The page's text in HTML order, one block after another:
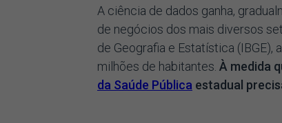
A ciência de dados ganha,
de negócios dos mais diversos
de Geografia e Estatística
milhões de habitantes. À medida
da Saúde Pública estadual